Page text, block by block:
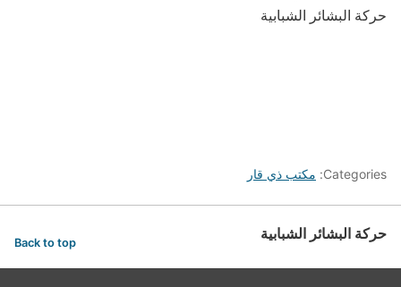
حركة البشائر الشبابية
Categories: مكتب ذي قار
حركة البشائر الشبابية Back to top